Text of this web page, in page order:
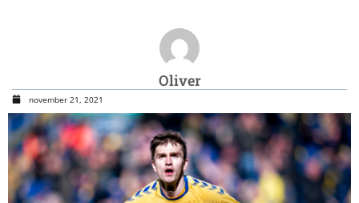
Oliver
november 21, 2021